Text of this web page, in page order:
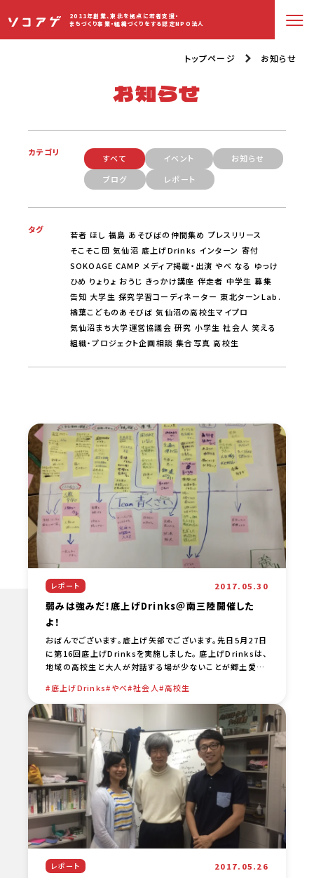
2011年創業、東北を拠点に若者支援・
まちづくり事業・組織づくりをする認定NPO法人
トップページ お知らせ
お知らせ
カテゴリ
すべて イベント
お知らせ
ブログ
レポート
タグ 若者 ほし 福島 あそびばの仲間集め プレスリリース
そこそこ団 気仙沼 底上げDrinks インターン 寄付
SOKOAGE CAMP メディア掲載・出演 やべ なる ゆっけ
ひめ りょりょ おうじ きっかけ講座 伴走者 中学生 募集
告知 大学生 探究学習コーディネーター 東北ターンLab.
楢葉こどものあそびば 気仙沼の高校生マイプロ
気仙沼まち大学運営協議会 研究 小学生 社会人 笑える
組織・プロジェクト企画相談 集合写真 高校生
レポート 2017.05.30
弱みは強みだ！底上げDrinks＠南三陸開催した
よ！
おばんでございます。底上げ矢部でございます。先日5月27日
に第16回底上げDrinksを実施しました。 底上げDrinksは、
地域の高校生と大人が対話する場が少ないことが郷土愛の
底上げDrinks やべ 社会人 高校生
レポート 2017.05.26